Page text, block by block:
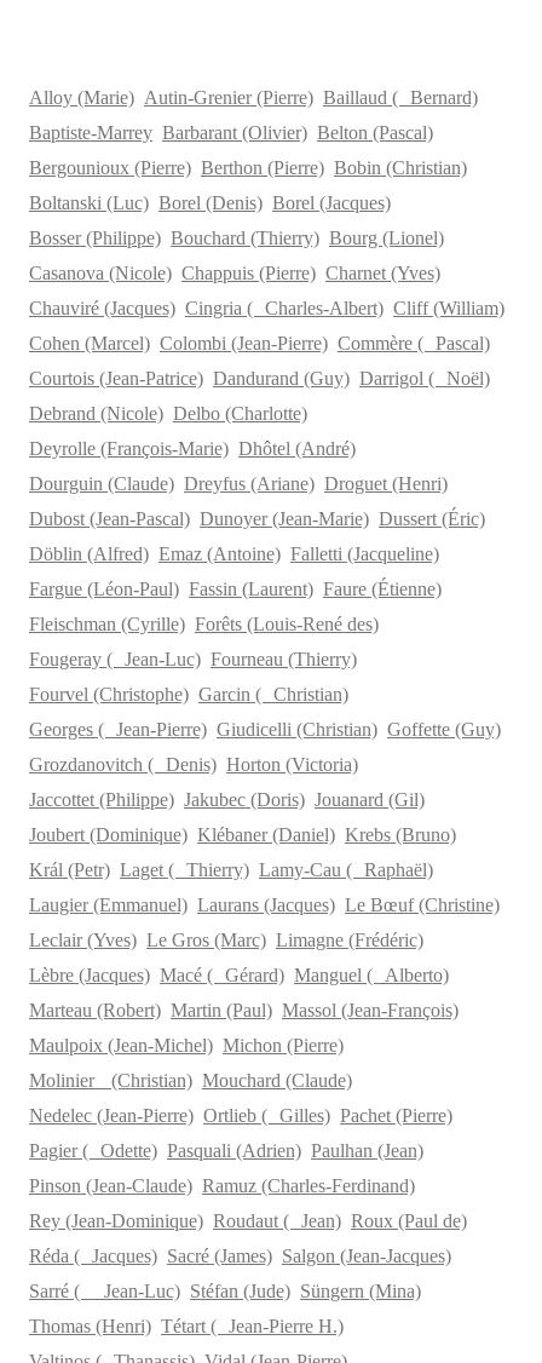
Alloy (Marie) Autin-Grenier (Pierre) Baillaud ( Bernard)
Baptiste-Marrey Barbarant (Olivier) Belton (Pascal)
Bergounioux (Pierre) Berthon (Pierre) Bobin (Christian)
Boltanski (Luc) Borel (Denis) Borel (Jacques)
Bosser (Philippe) Bouchard (Thierry) Bourg (Lionel)
Casanova (Nicole) Chappuis (Pierre) Charnet (Yves)
Chauviré (Jacques) Cingria ( Charles-Albert) Cliff (William)
Cohen (Marcel) Colombi (Jean-Pierre) Commère ( Pascal)
Courtois (Jean-Patrice) Dandurand (Guy) Darrigol ( Noël)
Debrand (Nicole) Delbo (Charlotte)
Deyrolle (François-Marie) Dhôtel (André)
Dourguin (Claude) Dreyfus (Ariane) Droguet (Henri)
Dubost (Jean-Pascal) Dunoyer (Jean-Marie) Dussert (Éric)
Döblin (Alfred) Emaz (Antoine) Falletti (Jacqueline)
Fargue (Léon-Paul) Fassin (Laurent) Faure (Étienne)
Fleischman (Cyrille) Forêts (Louis-René des)
Fougeray ( Jean-Luc) Fourneau (Thierry)
Fourvel (Christophe) Garcin ( Christian)
Georges ( Jean-Pierre) Giudicelli (Christian) Goffette (Guy)
Grozdanovitch ( Denis) Horton (Victoria)
Jaccottet (Philippe) Jakubec (Doris) Jouanard (Gil)
Joubert (Dominique) Klébaner (Daniel) Krebs (Bruno)
Král (Petr) Laget ( Thierry) Lamy-Cau ( Raphaël)
Laugier (Emmanuel) Laurans (Jacques) Le Bœuf (Christine)
Leclair (Yves) Le Gros (Marc) Limagne (Frédéric)
Lèbre (Jacques) Macé ( Gérard) Manguel ( Alberto)
Marteau (Robert) Martin (Paul) Massol (Jean-François)
Maulpoix (Jean-Michel) Michon (Pierre)
Molinier (Christian) Mouchard (Claude)
Nedelec (Jean-Pierre) Ortlieb ( Gilles) Pachet (Pierre)
Pagier ( Odette) Pasquali (Adrien) Paulhan (Jean)
Pinson (Jean-Claude) Ramuz (Charles-Ferdinand)
Rey (Jean-Dominique) Roudaut ( Jean) Roux (Paul de)
Réda ( Jacques) Sacré (James) Salgon (Jean-Jacques)
Sarré ( Jean-Luc) Stéfan (Jude) Süngern (Mina)
Thomas (Henri) Tétart ( Jean-Pierre H.)